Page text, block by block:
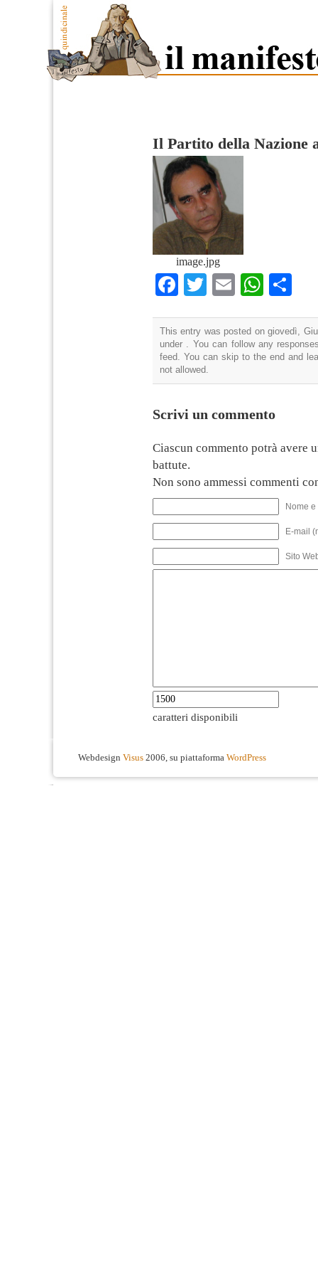
Il Partito della Nazione
image.jpg
Facebook
TwitterEmail
This entry was posted on giovedì,
under . You can follow any
feed. You can skip to the end and
not allowed.
Scrivi un commento
Ciascun commento potrà avere
battute.
Non sono ammessi commenti
Nome
E-mail
Sito
caratteri disponibili
Webdesign Visus 2006, su piattaforma WordPress